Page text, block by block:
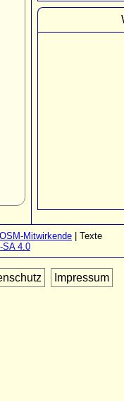
OSM-Mitwirkende | Texte
SA 4.0
Impressum